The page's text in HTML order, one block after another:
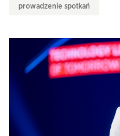
prowadzenie spotkań